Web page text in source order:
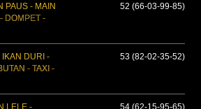
PAUS - MAIN
DOMPET -
52 (66-03-99-85)
IKAN DURI -
- TAXI -
53 (82-02-35-52)
LELE -
54 (62-15-95-65)